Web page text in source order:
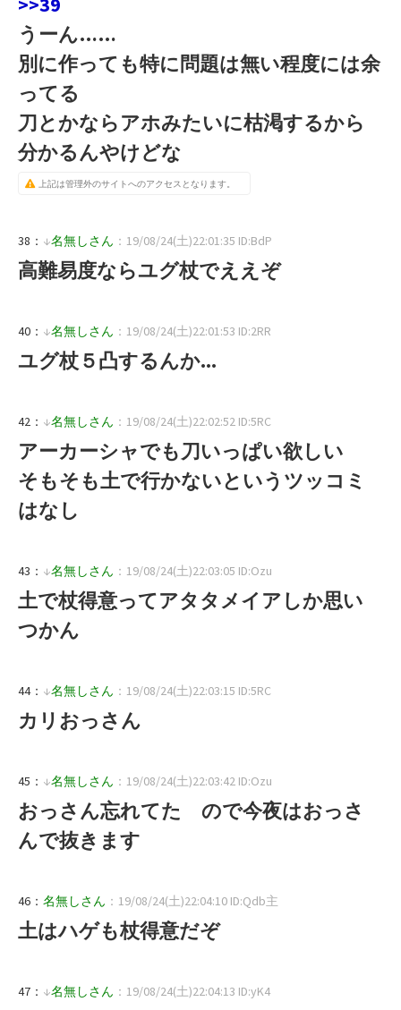
うーん……
別に作っても特に問題は無い程度には余
ってる
刀とかならアホみたいに枯渇するから
分かるんやけどな
上記は管理外のサイトへのアクセスとなります。
38： ↓名無しさん ：19/08/24(土)22:01:35 ID:BdP
高難易度ならユグ杖でええぞ
40： ↓名無しさん ：19/08/24(土)22:01:53 ID:2RR
ユグ杖５凸するんか...
42： ↓名無しさん ：19/08/24(土)22:02:52 ID:5RC
アーカーシャでも刀いっぱい欲しい
そもそも土で行かないというツッコミ
はなし
43： ↓名無しさん ：19/08/24(土)22:03:05 ID:Ozu
土で杖得意ってアタタメイアしか思い
つかん
44： ↓名無しさん ：19/08/24(土)22:03:15 ID:5RC
カリおっさん
45： ↓名無しさん ：19/08/24(土)22:03:42 ID:Ozu
おっさん忘れてた ので今夜はおっさ
んで抜きます
46： 名無しさん ：19/08/24(土)22:04:10 ID:Qdb主
土はハゲも杖得意だぞ
47： ↓名無しさん ：19/08/24(土)22:04:13 ID:yK4